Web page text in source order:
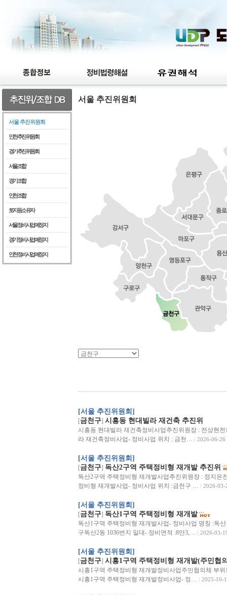
서울 추진위원회
인천추진위원회
경기추진위원회
서울조합
경기조합
인천조합
토지등소유자
서울정비사업예정지
경기정비사업예정지
인천정비사업예정지
서울 추진위원회
[서울 추진위원회]
[금천구] 시흥동 현대빌라 재건축 추진위
시흥동 현대빌라 재건축정비사업추진위원장 : 전상현
라 재건축정비사업- 정비사업 위치 : 금천…
2026-06-26
[서울 추진위원회]
[금천구] 독산2구역 주택정비형 재개발 추진위
독산2구역 주택정비형 재개발사업추진위원장 : 정지은
정비형 재개발사업- 정비사업 위치 :금천구 …
2026-03-
[서울 추진위원회]
[금천구] 독산1구역 주택정비형 재개발
독산1구역 주택정비형 재개발사업- 정비사업 명칭 :독
구독산2동 1036번지 일대- 정비면적 :8만3,…
2026-03-
[서울 추진위원회]
[금천구] 시흥1구역 주택정비형 재개발(주민협
시흥1구역 주택정비형 재개발정비사업주민협의체 부
시흥1구역 주택정비형 재개발정비사업- 정…
2025-10-